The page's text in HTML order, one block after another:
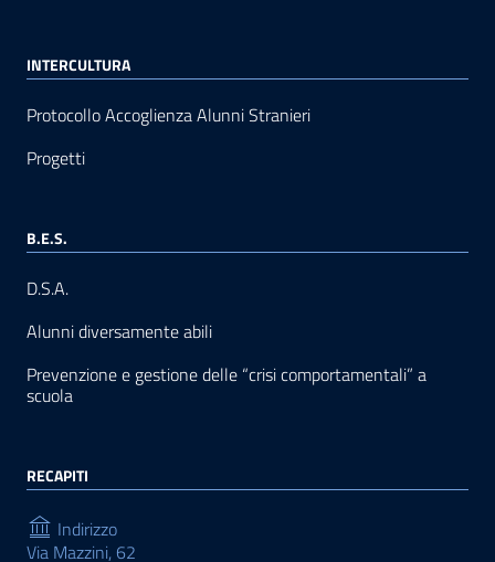
INTERCULTURA
Protocollo Accoglienza Alunni Stranieri
Progetti
B.E.S.
D.S.A.
Alunni diversamente abili
Prevenzione e gestione delle “crisi comportamentali” a
scuola
RECAPITI
Indirizzo
Via Mazzini, 62